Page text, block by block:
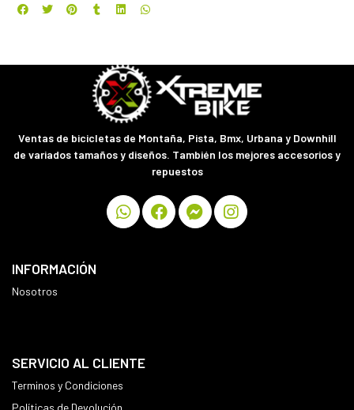
Ventas de bicicletas de Montaña, Pista, Bmx, Urbana y Downhill
de variados tamaños y diseños. También los mejores accesorios y
repuestos
INFORMACIÓN
Nosotros
SERVICIO AL CLIENTE
Terminos y Condiciones